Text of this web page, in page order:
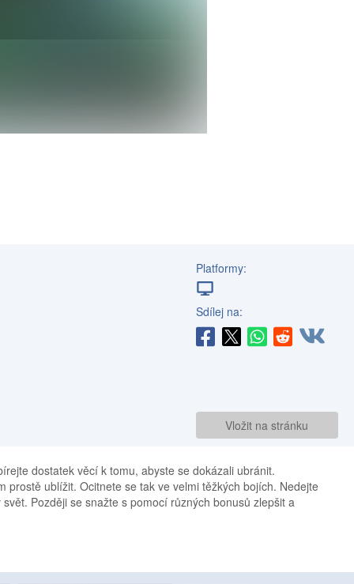
Platformy:
Sdílej na:
Vložit na stránku
dostatek věcí k tomu, abyste se dokázali ubránit.
prostě ublížit. Ocitnete se tak ve velmi těžkých bojích. Nedejte
Později se snažte s pomocí různých bonusů zlepšit a